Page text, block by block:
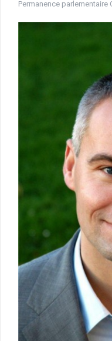
Permanence parlementaire